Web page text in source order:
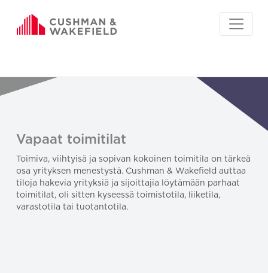
Vapaat toimitilat
Toimiva, viihtyisä ja sopivan kokoinen toimitila on tärkeä
osa yrityksen menestystä. Cushman & Wakefield auttaa
tiloja hakevia yrityksiä ja sijoittajia löytämään parhaat
toimitilat, oli sitten kyseessä toimistotila, liiketila,
varastotila tai tuotantotila.